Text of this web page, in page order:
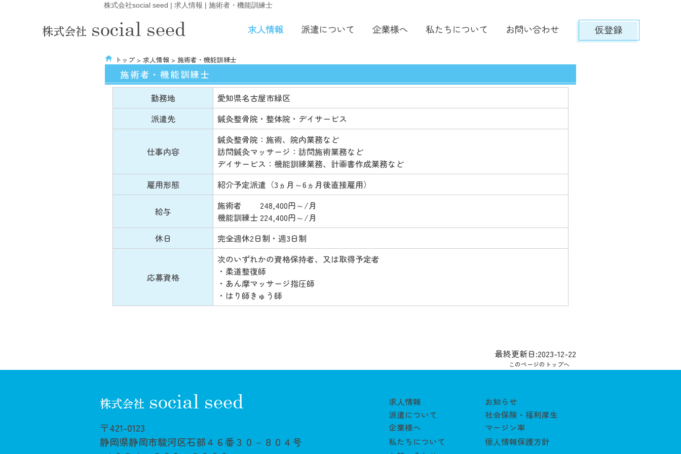
株式会社social seed | 求人情報 | 施術者・機能訓練士
トップ > 求人情報 > 施術者・機能訓練士
施術者・機能訓練士
勤務地
愛知県名古屋市緑区
派遣先
鍼灸整骨院・整体院・デイサービス
仕事内容
鍼灸整骨院：施術、院内業務など
訪問鍼灸マッサージ：訪問施術業務など
デイサービス：機能訓練業務、計画書作成業務など
雇用形態
紹介予定派遣（3ヵ月～6ヵ月後直接雇用）
給与
施術者 248,400円～/月
機能訓練士 224,400円～/月
休日
完全週休2日制・週3日制
応募資格
次のいずれかの資格保持者、又は取得予定者
・柔道整復師
・あん摩マッサージ指圧師
・はり師きゅう師
最終更新日:2023-12-22
このページのトップへ
求人情報
お知らせ
派遣について
社会保険・福利厚生
〒421-0123 企業様へ マージン率
静岡県静岡市駿河区石部４６番３０－８０４号 私たちについて 個人情報保護方針